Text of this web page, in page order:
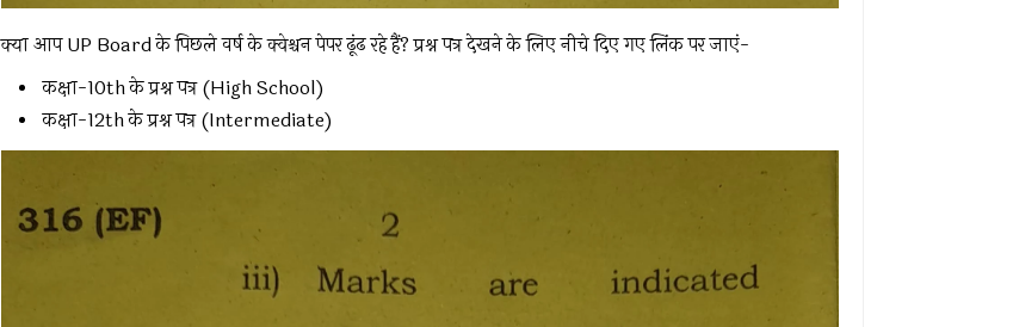
क्या आप UP Board के पिछले वर्ष के क्वेश्चन पेपर ढूंढ रहे हैं? प्रश्न पत्र देखने के लिए नीचे दिए गए लिंक पर जाएं-
कक्षा-10th के प्रश्न पत्र (High School)
कक्षा-12th के प्रश्न पत्र (Intermediate)